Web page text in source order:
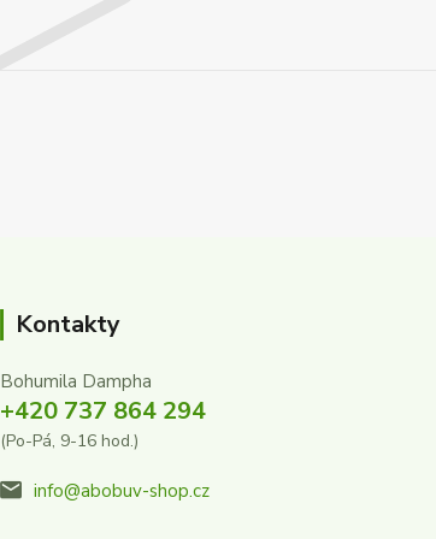
Kontakty
Bohumila Dampha
+420 737 864 294
(Po-Pá, 9-16 hod.)
info@abobuv-shop.cz